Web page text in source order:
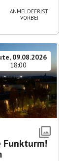
ANMELDEFRIST
VORBEI
09.08.2026
18:00
Funkturm!